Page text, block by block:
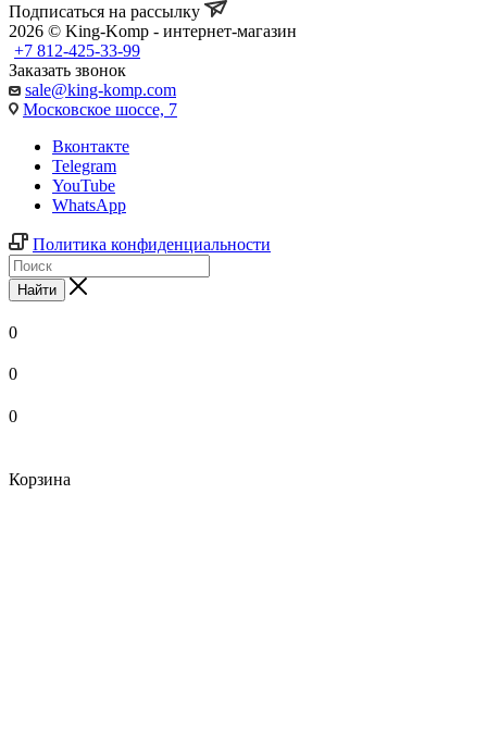
Подписаться на рассылку
2026 © King-Komp - интернет-магазин
+7 812-425-33-99
Заказать звонок
sale@king-komp.com
Московское шоссе, 7
Вконтакте
Telegram
YouTube
WhatsApp
Политика конфиденциальности
Найти
0
0
0
Корзина